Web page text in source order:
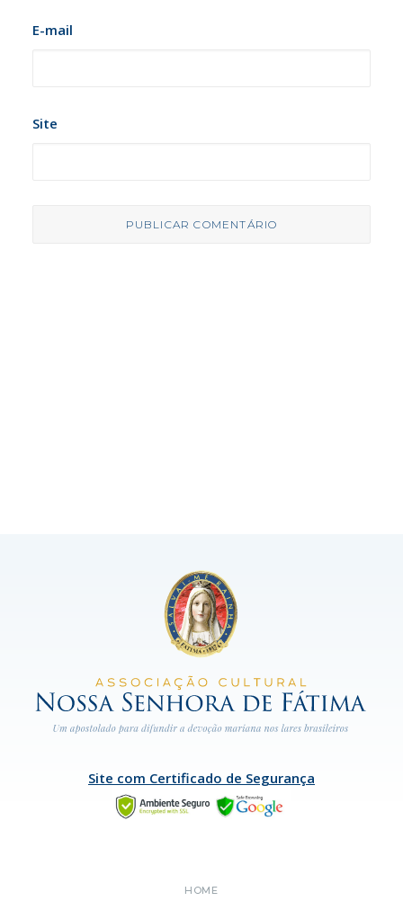
E-mail
Site
Site com Certificado de Segurança
HOME